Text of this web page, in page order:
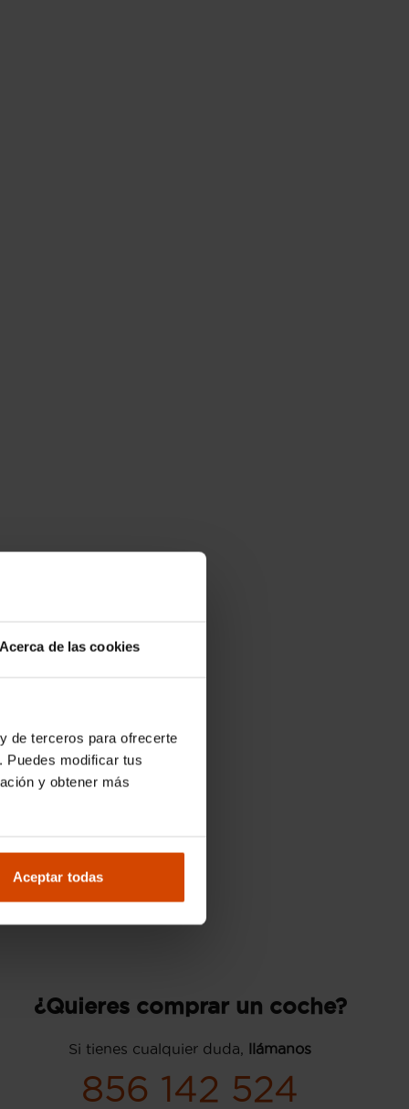
Acerca de las cookies
de terceros para ofrecerte
Puedes modificar tus
y obtener más
Aceptar todas
¿Quieres comprar un coche?
Si tienes cualquier duda, llámanos
856 142 524